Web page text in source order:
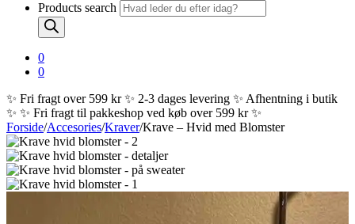
Products search
0
0
✨ Fri fragt over 599 kr ✨ 2-3 dages levering ✨ Afhentning i butik
✨ ✨ Fri fragt til pakkeshop ved køb over 599 kr ✨
Forside/Accesories/Kraver/Krave – Hvid med Blomster